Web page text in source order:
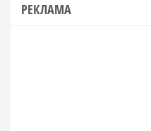
РЕКЛАМА